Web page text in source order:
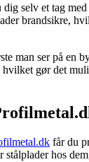
selv et tag
brandsikre,
man ser på en
gør det
får du
stålplader hos